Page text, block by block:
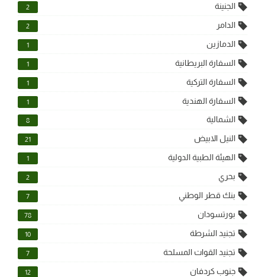
الجنينة 2
الدامر 2
الدمازين 1
السفارة البريطانية 1
السفارة التركية 1
السفارة الهندية 1
الشمالية 8
النيل الابيض 21
الهيئة الطبية الدولية 1
بحري 2
بنك قطر الوطني 7
بورتسودان 78
تجنيد الشرطة 10
تجنيد القوات المسلحة 7
جنوب كردفان 12